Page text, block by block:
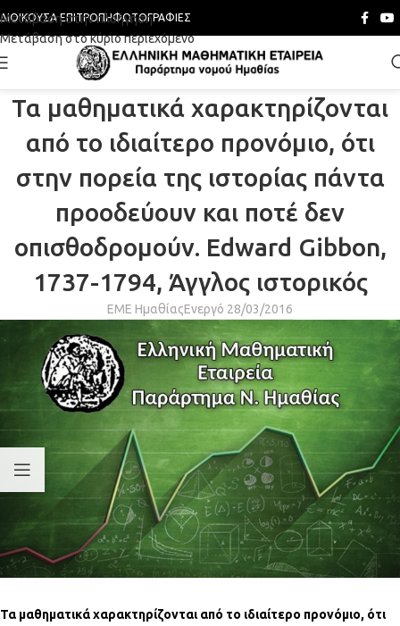
Μετάβαση στην πλοήγηση
Μετάβαση στο κύριο περιεχόμενο
ΔΙΟΙΚΟΎΣΑ ΕΠΙΤΡΟΠΉΦΩΤΟΓΡΑΦΊΕΣ
Τα μαθηματικά χαρακτηρίζονται
από το ιδιαίτερο προνόμιο, ότι
στην πορεία της ιστορίας πάντα
προοδεύουν και ποτέ δεν
οπισθοδρομούν. Edward Gibbon,
1737-1794, Άγγλος ιστορικός
ΕΜΕ ΗμαθίαςΕνεργό 28/03/2016
Τα μαθηματικά χαρακτηρίζονται από το ιδιαίτερο προνόμιο, ότι